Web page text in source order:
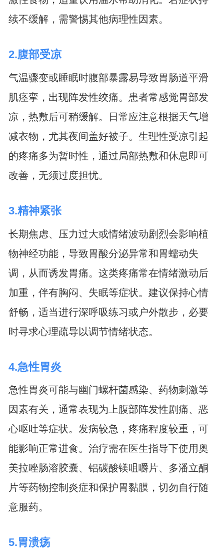
续不缓解，需警惕其他病理性因素。
2.腹部受凉
气温骤变或睡眠时腹部暴露易导致胃肠道平滑
肌痉挛，出现阵发性绞痛。患者常感觉胃部发
凉，热敷后可稍缓解。日常应注意根据天气增
减衣物，尤其夜间盖好被子。生理性受凉引起
的疼痛多为暂时性，通过局部热敷和休息即可
改善，无须过度担忧。
3.精神紧张
长期焦虑、压力过大或情绪波动剧烈会影响植
物神经功能，导致胃酸分泌异常和胃蠕动失
调，从而诱发胃痛。这类疼痛常在情绪激动后
加重，伴有胸闷、失眠等症状。建议保持心情
舒畅，适当进行深呼吸练习或户外散步，必要
时寻求心理疏导以调节情绪状态。
4.急性胃炎
急性胃炎可能与幽门螺杆菌感染、药物刺激等
因素有关，通常表现为上腹部阵发性剧痛、恶
心呕吐等症状。发病较急，疼痛程度较重，可
能影响正常进食。治疗需在医生指导下使用奥
美拉唑肠溶胶囊、铝碳酸镁咀嚼片、多潘立酮
片等药物控制炎症和保护胃黏膜，切勿自行随
意服药。
5.胃溃疡